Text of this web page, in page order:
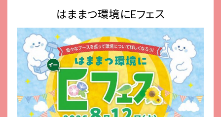
はままつ環境にEフェス